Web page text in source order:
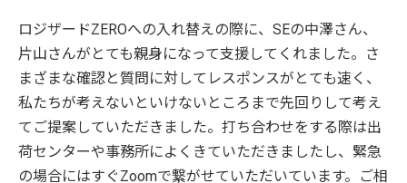
ロジザードZEROへの入れ替えの際に、SEの中澤さん、
片山さんがとても親身になって支援してくれました。さ
まざまな確認と質問に対してレスポンスがとても速く、
私たちが考えないといけないところまで先回りして考え
てご提案していただきました。打ち合わせをする際は出
荷センターや事務所によくきていただきましたし、緊急
の場合にはすぐZoomで繋がせていただいています。ご相